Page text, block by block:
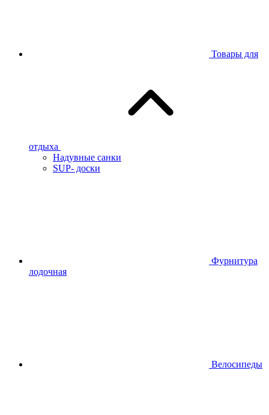
Товары для
отдыха
Надувные санки
SUP- доски
Фурнитура
лодочная
Велосипеды